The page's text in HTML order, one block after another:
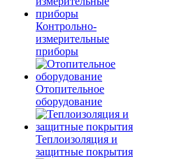
Контрольно-
измерительные
приборы
Отопительное
оборудование
Теплоизоляция и
защитные покрытия